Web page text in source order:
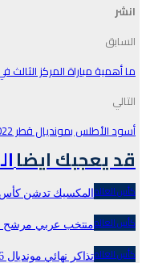
انشر
السابق
ما أهمية مباراة المركز
التالي
أسود الأطلس بمونديال قطر 2022.. هزيمة بطعم الانتصار
قد يعجبك ايضا
كأس العالم المكسيك تدشن كأس العالم 2026
كأس العالممنتخب عربي مرشح
كأس العالمتذاكر نهائي مونديال 2026 تقفز إلى أرقام خيالية بعد عرض…